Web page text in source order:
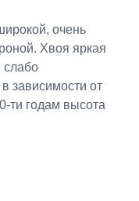
очень
Хвоя яркая
слабо
зависимости от
ти годам высота